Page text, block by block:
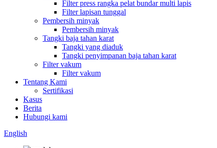
Filter press rangka pelat bundar multi lapis
Filter lapisan tunggal
Pembersih minyak
Pembersih minyak
Tangki baja tahan karat
Tangki yang diaduk
Tangki penyimpanan baja tahan karat
Filter vakum
Filter vakum
Tentang Kami
Sertifikasi
Kasus
Berita
Hubungi kami
English